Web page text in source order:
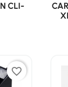
CLI-
favorite_border